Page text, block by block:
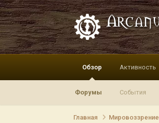
Обзор
Форумы События
Активность
Главная Мировоззрение